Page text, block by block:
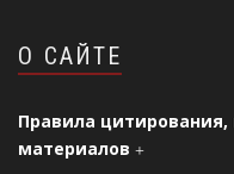
О САЙТЕ
Правила
материалов